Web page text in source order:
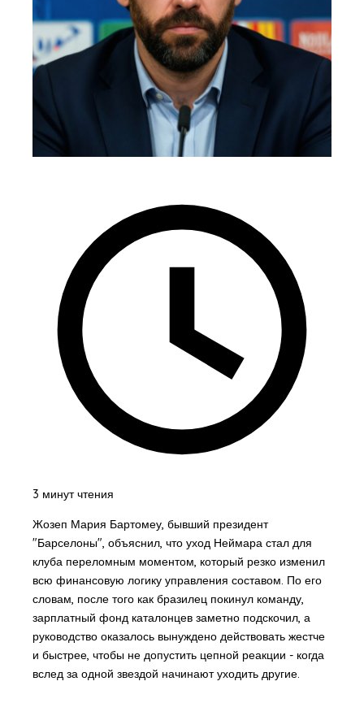
3 минут чтения
Жозеп Мария Бартомеу, бывший президент
"Барселоны", объяснил, что уход Неймара стал для
клуба переломным моментом, который резко изменил
всю финансовую логику управления составом. По его
словам, после того как бразилец покинул команду,
зарплатный фонд каталонцев заметно подскочил, а
руководство оказалось вынуждено действовать жестче
и быстрее, чтобы не допустить цепной реакции - когда
вслед за одной звездой начинают уходить другие.